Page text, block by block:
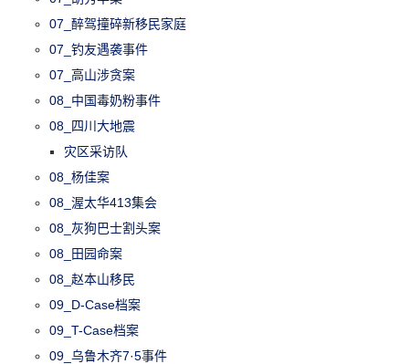
07_醉驾撞碎新移民家庭
07_钓友遇袭事件
07_高山涉贪案
08_中国毒奶粉事件
08_四川大地震
灾区采访队
08_杨佳案
08_渥太华413集会
08_灰狗巴士割头案
08_田园命案
08_赵本山移民
09_D-Case档案
09_T-Case档案
09_乌鲁木齐7·5事件